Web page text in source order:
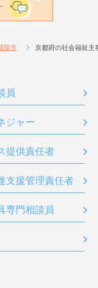
陽市 京都府の社会福祉主
員
ジャー
提供責任者
支援管理責任者
専門相談員